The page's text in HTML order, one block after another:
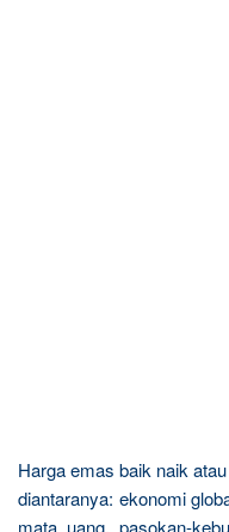
Harga emas baik naik
diantaranya: ekonomi
mata uang, pasokan-